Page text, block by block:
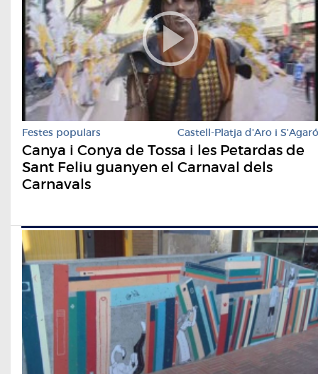
Festes populars Castell-Platja d'Aro i S'Agaró
Canya i Conya de Tossa i les Petardas de
Sant Feliu guanyen el Carnaval dels
Carnavals